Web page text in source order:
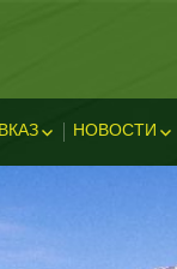
НОВОСТИ